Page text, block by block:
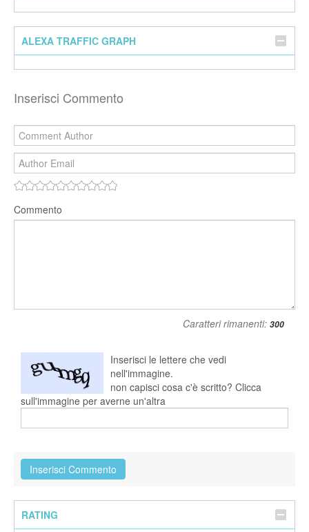
ALEXA TRAFFIC GRAPH
Inserisci Commento
Commento
Caratteri rimanenti:
Inserisci le lettere che vedi
nell'immagine.
non capisci cosa c'è scritto? Clicca
sull'immagine per averne un'altra
RATING